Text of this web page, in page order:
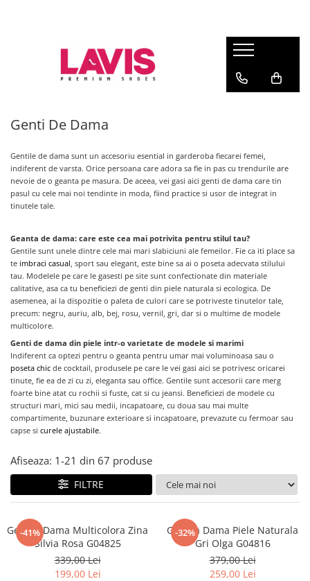
Pantofi cu toc din piele
Balerini dama
Ghete dama piele
Cizme dama piele
Ultima Pereche Dama
Pantofi barbati piele
Mocasini barbati din piele
Curele barbati din piele naturala
Curele dama din piele naturala
Bit Bontimes
Denis
Epica
Guban
Otter
Prego
Genti De Dama
Gentile de dama sunt un accesoriu esential in garderoba fiecarei femei,
indiferent de varsta. Orice persoana care adora sa fie in pas cu trendurile are
nevoie de o geanta pe masura. De aceea, vei gasi aici genti de dama care tin
pasul cu cele mai noi tendinte in moda, fiind practice si usor de integrat in
tinutele tale.
Geanta de dama: care este cea mai potrivita pentru stilul tau?
Gentile sunt unele dintre cele mai mari slabiciuni ale femeilor. Fie ca iti place sa
te imbraci casual, sport sau elegant, este bine sa ai o poseta adecvata stilului
tau. Modelele pe care le gasesti pe site sunt confectionate din materiale
calitative, asa ca tu beneficiezi de genti din piele naturala si ecologica. De
asemenea, ai la dispozitie o paleta de culori care se potriveste tinutelor tale,
precum: negru, auriu, alb, bej, rosu, vernil, gri, dar si o multime de modele
multicolore.
Genti de dama din piele intr-o varietate de modele si marimi
Indiferent ca optezi pentru o geanta pentru umar mai voluminoasa sau o
poseta chic de cocktail, produsele pe care le vei gasi aici se potrivesc oricarei
tinute, fie ea de zi cu zi, eleganta sau office. Gentile sunt accesorii care merg
foarte bine atat cu rochii si fuste, cat si cu jeansi. Beneficiezi de modele cu
structuri mari, mici sau medii, incapatoare, cu doua sau mai multe
compartimente, buzunare exterioare si incapatoare, prevazute cu fermoar sau
capse si curele ajustabile.
Afiseaza: 1-21 din 67 produse
FILTRE
-41%
Geanta Dama Multicolora Zina
Silvia Rosa G04825
339,00 Lei
199,00 Lei
-32%
Geanta Dama Piele Naturala
Gri Olga G04816
379,00 Lei
259,00 Lei